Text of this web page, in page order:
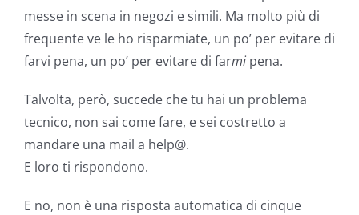
messe in scena in negozi e simili. Ma molto più di
frequente ve le ho risparmiate, un po’ per evitare di
farvi pena, un po’ per evitare di farmi pena.
Talvolta, però, succede che tu hai un problema
tecnico, non sai come fare, e sei costretto a
mandare una mail a help@.
E loro ti rispondono.
E no, non è una risposta automatica di cinque